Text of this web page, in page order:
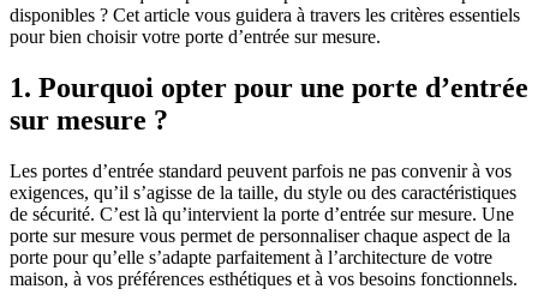
disponibles ? Cet article vous guidera à travers les critères essentiels
pour bien choisir votre porte d’entrée sur mesure.
1. Pourquoi opter pour une porte d’entrée
sur mesure ?
Les portes d’entrée standard peuvent parfois ne pas convenir à vos
exigences, qu’il s’agisse de la taille, du style ou des caractéristiques
de sécurité. C’est là qu’intervient la porte d’entrée sur mesure. Une
porte sur mesure vous permet de personnaliser chaque aspect de la
porte pour qu’elle s’adapte parfaitement à l’architecture de votre
maison, à vos préférences esthétiques et à vos besoins fonctionnels.